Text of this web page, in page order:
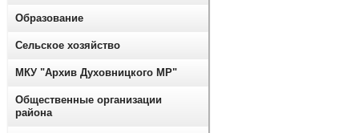
Образование
Сельское хозяйство
МКУ "Архив Духовницкого МР"
Общественные организации
района